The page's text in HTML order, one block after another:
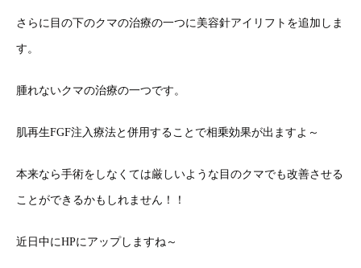
さらに目の下のクマの治療の一つに美容針アイリフトを追加しま
す。
腫れないクマの治療の一つです。
肌再生FGF注入療法と併用することで相乗効果が出ますよ～
本来なら手術をしなくては厳しいような目のクマでも改善させる
ことができるかもしれません！！
近日中にHPにアップしますね～